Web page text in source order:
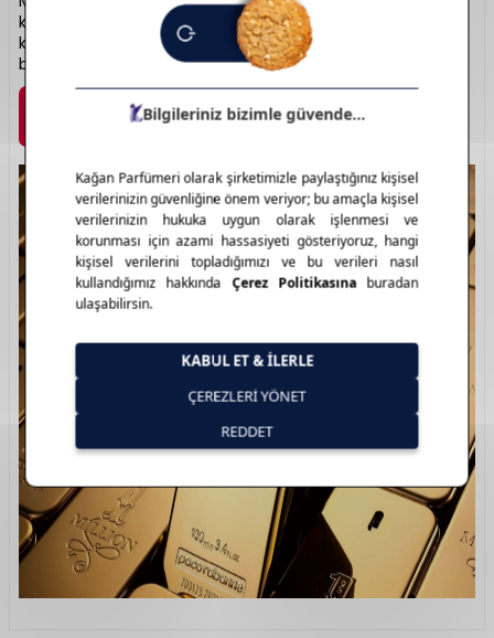
kalıcı notalarıyla öne çıkar. Enerjik, çarpıcı ve unutulmaz bir
koku deneyimi sunar. Cesur karakterlere güçlü bir imza
bırakır.
Marka Detayı